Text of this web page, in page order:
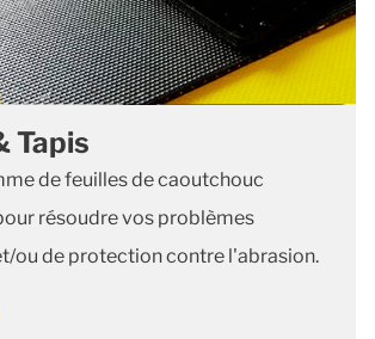
Tapis
de feuilles de caoutchouc
résoudre vos problèmes
ou de protection contre l'abrasion.